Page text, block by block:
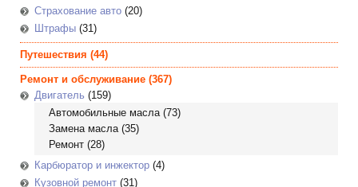
Страхование авто (20)
Штрафы (31)
Путешествия (44)
Ремонт и обслуживание (367)
Двигатель (159)
Автомобильные масла(73)
Замена масла(35)
Ремонт (28)
Карбюратор и инжектор (4)
Кузовной ремонт (31)